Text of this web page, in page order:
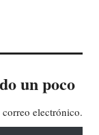
un poco
electrónico.